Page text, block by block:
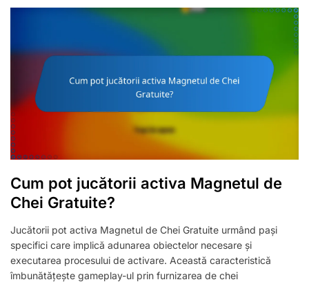
Cum pot jucătorii activa Magnetul de
Chei Gratuite?
Jucătorii pot activa Magnetul de Chei Gratuite urmând pași
specifici care implică adunarea obiectelor necesare și
executarea procesului de activare. Această caracteristică
îmbunătățește gameplay-ul prin furnizarea de chei